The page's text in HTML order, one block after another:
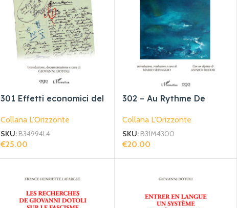
301 Effetti economici del
Collana L'Orizzonte
SKU: B34994L4
€25.00
302 – Au Rythme De
Dell’oceano
Collana L'Orizzonte
SKU: B31M4300
€20.00